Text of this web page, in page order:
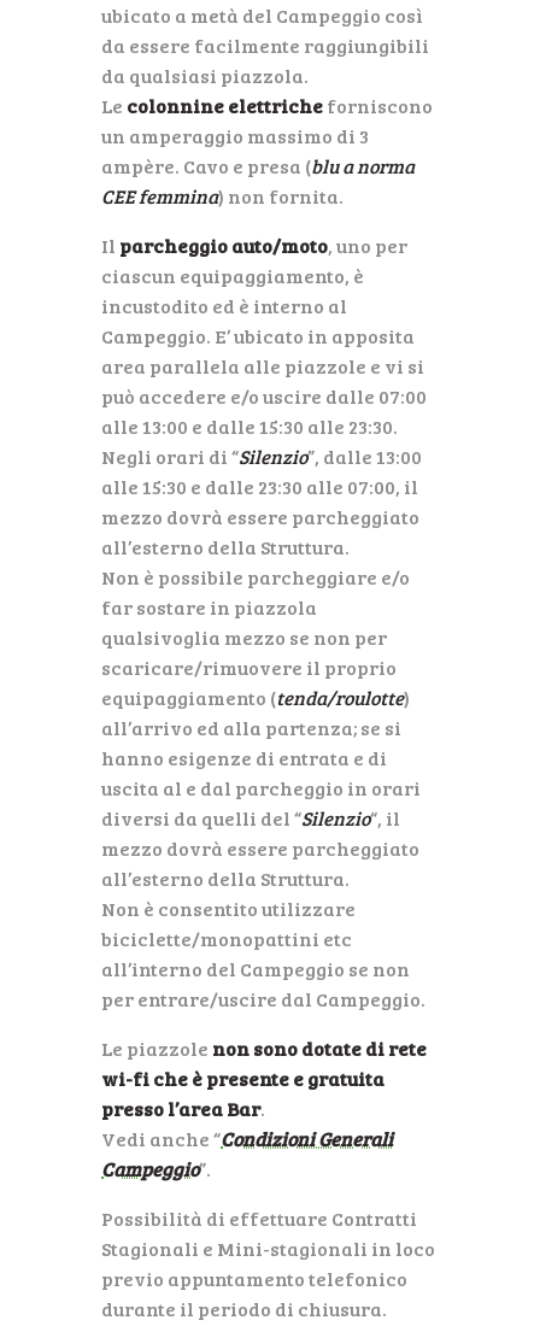
ubicato a metà del Campeggio così
da essere facilmente raggiungibili
da qualsiasi piazzola.
Le colonnine elettricheforniscono
un amperaggio massimo di 3
ampère. Cavo e presa (blu a norma
CEE femmina) non fornita.
Il parcheggio auto/moto, uno per
ciascun equipaggiamento, è
incustodito ed è interno al
Campeggio. E’ ubicato in apposita
area parallela alle piazzole e vi si
può accedere e/o uscire dalle 07:00
alle 13:00 e dalle 15:30 alle 23:30.
Negli orari di “Silenzio”, dalle 13:00
alle 15:30 e dalle 23:30 alle 07:00, il
mezzo dovrà essere parcheggiato
all’esterno della Struttura.
Non è possibile parcheggiare e/o
far sostare in piazzola
qualsivoglia mezzo se non per
scaricare/rimuovere il proprio
equipaggiamento (tenda/roulotte)
all’arrivo ed alla partenza; se si
hanno esigenze di entrata e di
uscita al e dal parcheggio in orari
diversi da quelli del “Silenzio“, il
mezzo dovrà essere parcheggiato
all’esterno della Struttura.
Non è consentito utilizzare
biciclette/monopattini etc
all’interno del Campeggio se non
per entrare/uscire dal Campeggio.
Le piazzole non sono dotate di rete
wi-fi che è presente e gratuita
presso l’area Bar.
Vedi anche “Condizioni Generali
Campeggio”.
Possibilità di effettuare Contratti
Stagionali e Mini-stagionali in loco
previo appuntamento telefonico
durante il periodo di chiusura.